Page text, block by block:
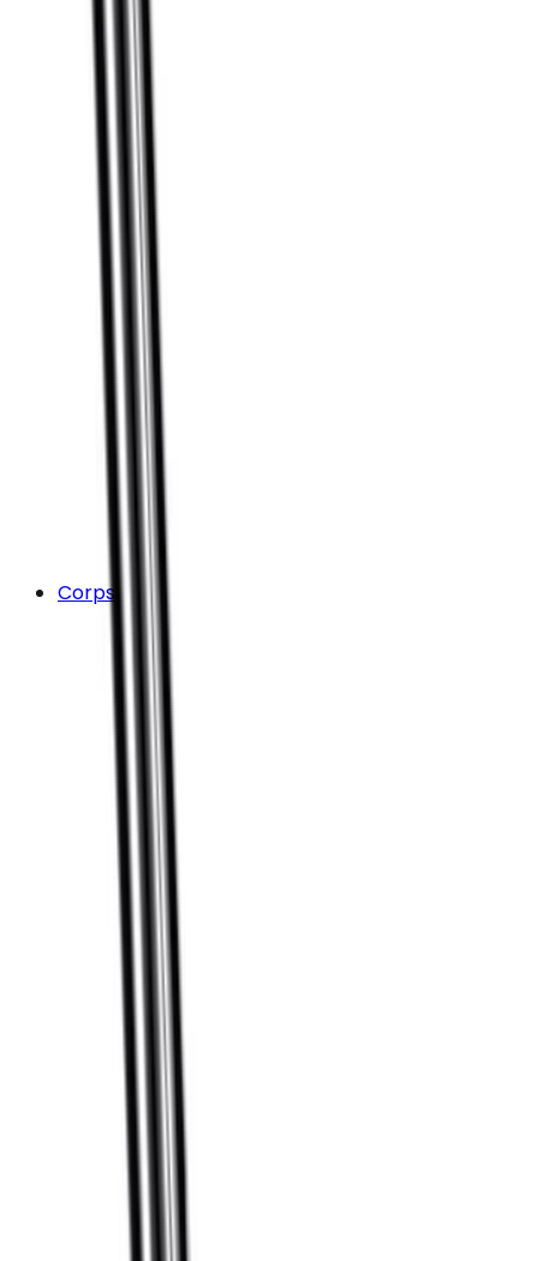
Corps